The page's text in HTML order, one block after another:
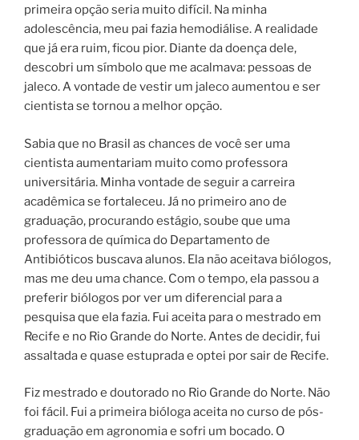
primeira opção seria muito difícil. Na minha
adolescência, meu pai fazia hemodiálise. A realidade
que já era ruim, ficou pior. Diante da doença dele,
descobri um símbolo que me acalmava: pessoas de
jaleco. A vontade de vestir um jaleco aumentou e ser
cientista se tornou a melhor opção.
Sabia que no Brasil as chances de você ser uma
cientista aumentariam muito como professora
universitária. Minha vontade de seguir a carreira
acadêmica se fortaleceu. Já no primeiro ano de
graduação, procurando estágio, soube que uma
professora de química do Departamento de
Antibióticos buscava alunos. Ela não aceitava biólogos,
mas me deu uma chance. Com o tempo, ela passou a
preferir biólogos por ver um diferencial para a
pesquisa que ela fazia. Fui aceita para o mestrado em
Recife e no Rio Grande do Norte. Antes de decidir, fui
assaltada e quase estuprada e optei por sair de Recife.
Fiz mestrado e doutorado no Rio Grande do Norte. Não
foi fácil. Fui a primeira bióloga aceita no curso de pós-
graduação em agronomia e sofri um bocado. O